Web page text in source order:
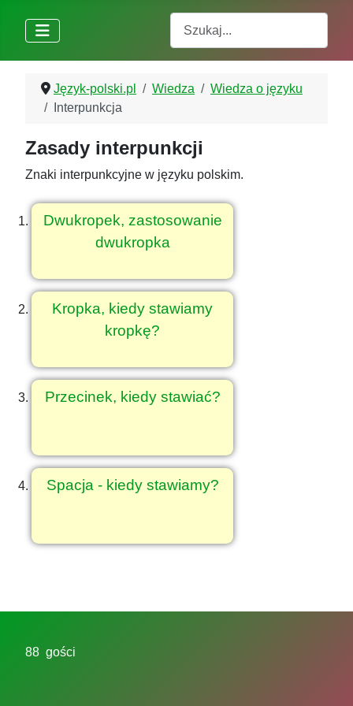
Język-polski.pl Wiedza
Wiedza o języku
Interpunkcja
Zasady interpunkcji
Znaki interpunkcyjne w języku polskim.
Dwukropek, zastosowanie
dwukropka
Kropka, kiedy stawiamy
kropkę?
Przecinek, kiedy stawiać?
Spacja - kiedy stawiamy?
88 gości